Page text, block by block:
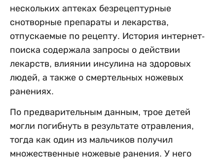
нескольких аптеках безрецептурные
снотворные препараты и лекарства,
отпускаемые по рецепту. История интернет-
поиска содержала запросы о действии
лекарств, влиянии инсулина на здоровых
людей, а также о смертельных ножевых
ранениях.
По предварительным данным, трое детей
могли погибнуть в результате отравления,
тогда как один из мальчиков получил
множественные ножевые ранения. У него